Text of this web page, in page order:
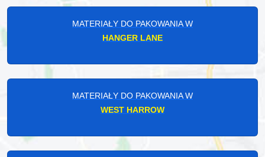
MATERIAŁY DO PAKOWANIA W
HANGER LANE
MATERIAŁY DO PAKOWANIA W
WEST HARROW